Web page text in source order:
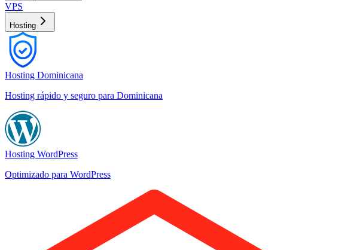
VPS
Hosting
Hosting Dominicana
Hosting rápido y seguro para Dominicana
Hosting WordPress
Optimizado para WordPress